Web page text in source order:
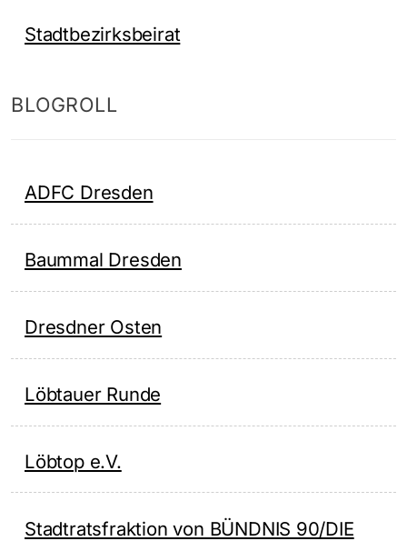
Stadtbezirksbeirat
BLOGROLL
ADFC Dresden
Baummal Dresden
Dresdner Osten
Löbtauer Runde
Löbtop e.V.
Stadtratsfraktion von BÜNDNIS 90/DIE